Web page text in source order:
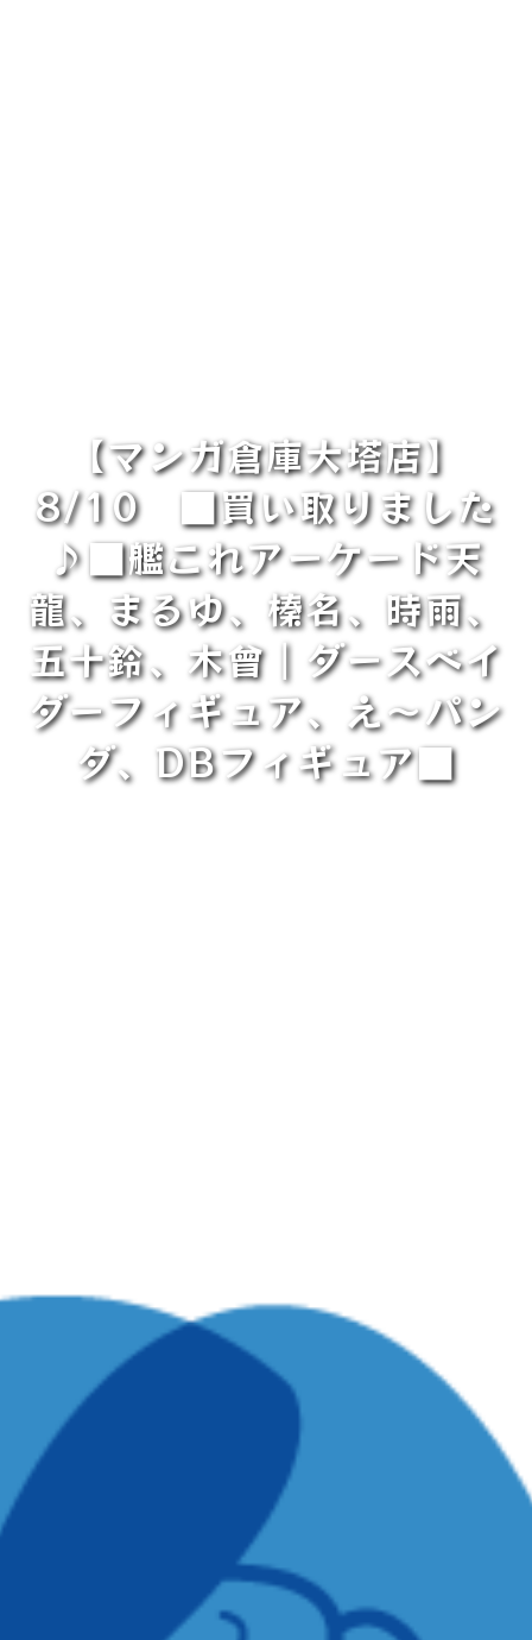
【マンガ倉庫大塔店】
8/10 ■買い取りました
♪■艦これアーケード天
龍、まるゆ、榛名、時雨、
五十鈴、木曾｜ダースベイ
ダーフィギュア、え～パン
ダ、DBフィギュア■